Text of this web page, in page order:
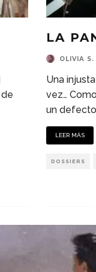
LA
OLIVIA
Una
vez…
un
LEER MÁS
DOSSIERS